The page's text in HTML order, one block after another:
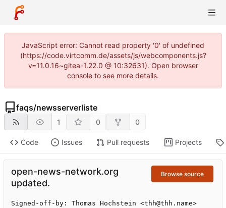
JavaScript error: Cannot read property '0' of undefined
(https://code.virtcomm.de/assets/js/webcomponents.js?
v=11.0.16~gitea-1.22.0 @ 10:32631). Open browser
console to see more details.
faqs/newsserverliste
1 0 0
Code Issues Pull requests Projects
open-news-network.org
updated.
Browse source
Signed-off-by: Thomas Hochstein <thh@thh.name>